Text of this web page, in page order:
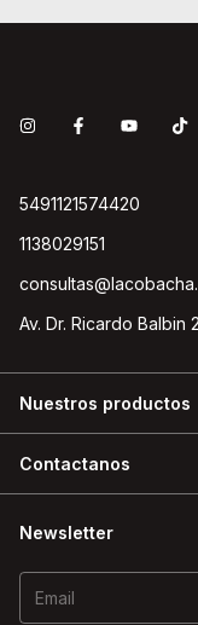
5491121574420
1138029151
Av. Dr. Ricardo Balbin
Nuestros productos
Contactanos
Newsletter